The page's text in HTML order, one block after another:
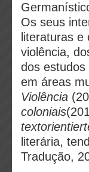
Os seus
literaturas
violência,
dos estudos
em áreas
Violência
coloniais
literária,
Tradução,